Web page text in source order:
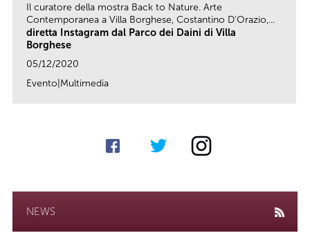
Il curatore della mostra Back to Nature. Arte
Contemporanea a Villa Borghese, Costantino D'Orazio,...
diretta Instagram dal Parco dei Daini di Villa
Borghese
05/12/2020
Evento|Multimedia
NEWS